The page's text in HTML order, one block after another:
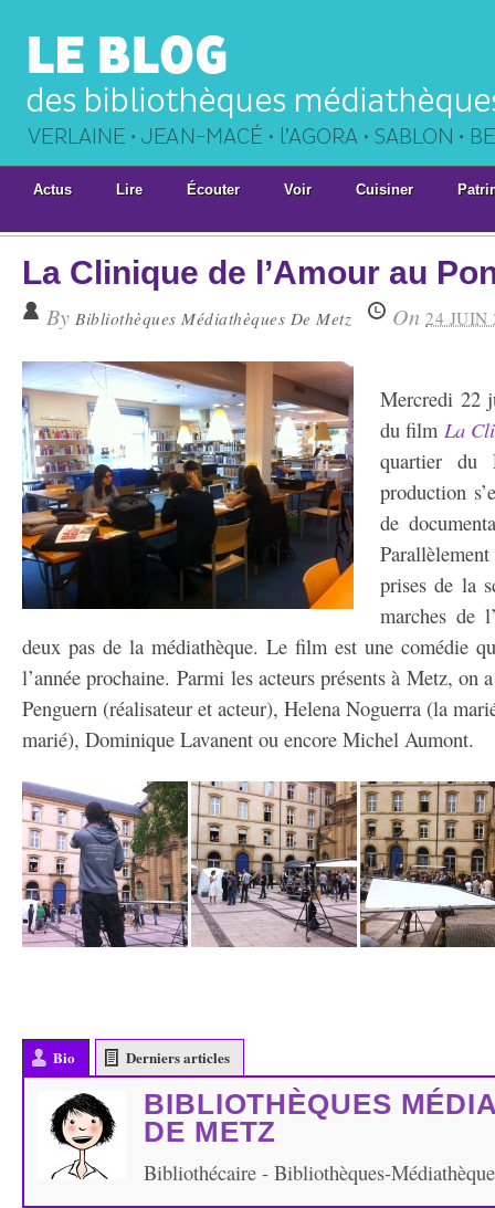
Actus Lire Écouter Voir Cuisiner
La Clinique de l’Amour au
By Bibliothèques Médiathèques De Metz On 24 JUIN
Mercredi 22
du film La
quartier du
production
de
prises de la
marches de
deux pas de la médiathèque. Le film est une comédie
l’année prochaine. Parmi les acteurs présents à Metz, on
Penguern (réalisateur et acteur), Helena Noguerra (la
marié), Dominique Lavanent ou encore Michel Aumont.
Bio Derniers articles
BIBLIOTHÈQUES
DE METZ
Bibliothécaire - Bibliothèques-